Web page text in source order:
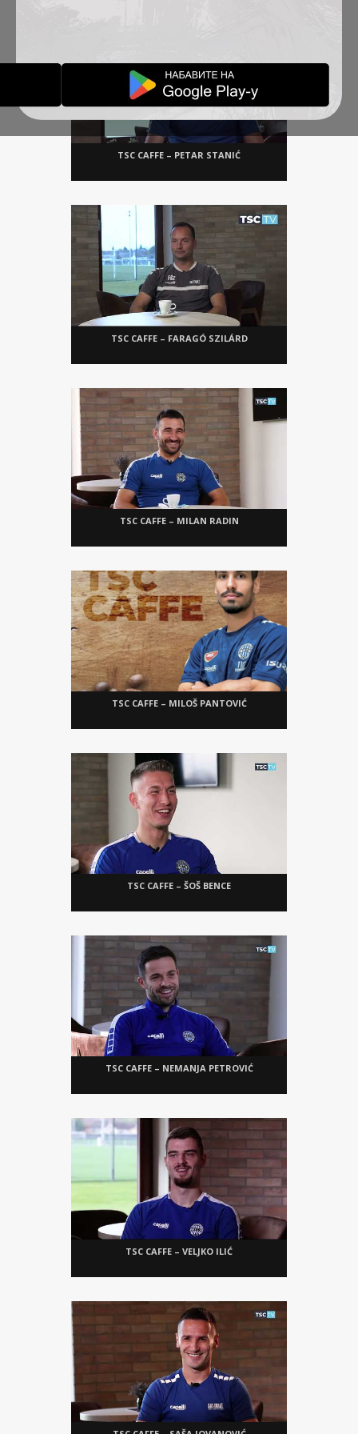
TSC CAFFE – PETAR STANIĆ
TSC CAFFE – FARAGÓ SZILÁRD
TSC CAFFE – MILAN RADIN
TSC CAFFE – MILOŠ PANTOVIĆ
TSC CAFFE – ŠOŠ BENCE
TSC CAFFE – NEMANJA PETROVIĆ
TSC CAFFE – VELJKO ILIĆ